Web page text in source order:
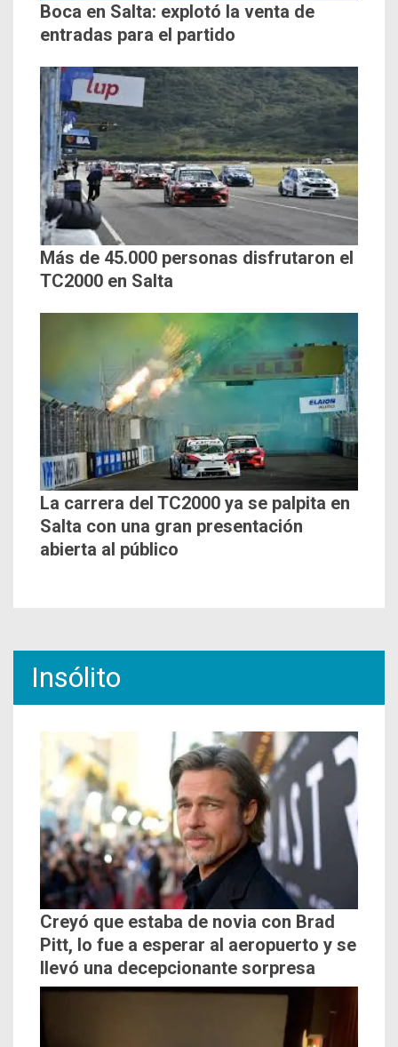
Boca en Salta: explotó la venta de
entradas para el partido
Más de 45.000 personas disfrutaron el
TC2000 en Salta
La carrera del TC2000 ya se palpita en
Salta con una gran presentación
abierta al público
Insólito
Creyó que estaba de novia con Brad
Pitt, lo fue a esperar al aeropuerto y se
llevó una decepcionante sorpresa